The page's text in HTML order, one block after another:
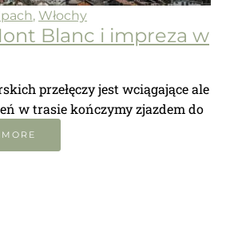
, Włochy
Blanc i impreza w
przełęczy jest wciągające ale
w trasie kończymy zjazdem do